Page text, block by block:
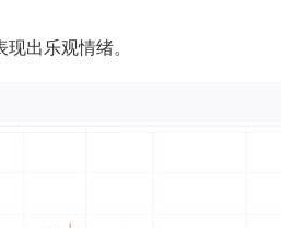
出乐观情绪。